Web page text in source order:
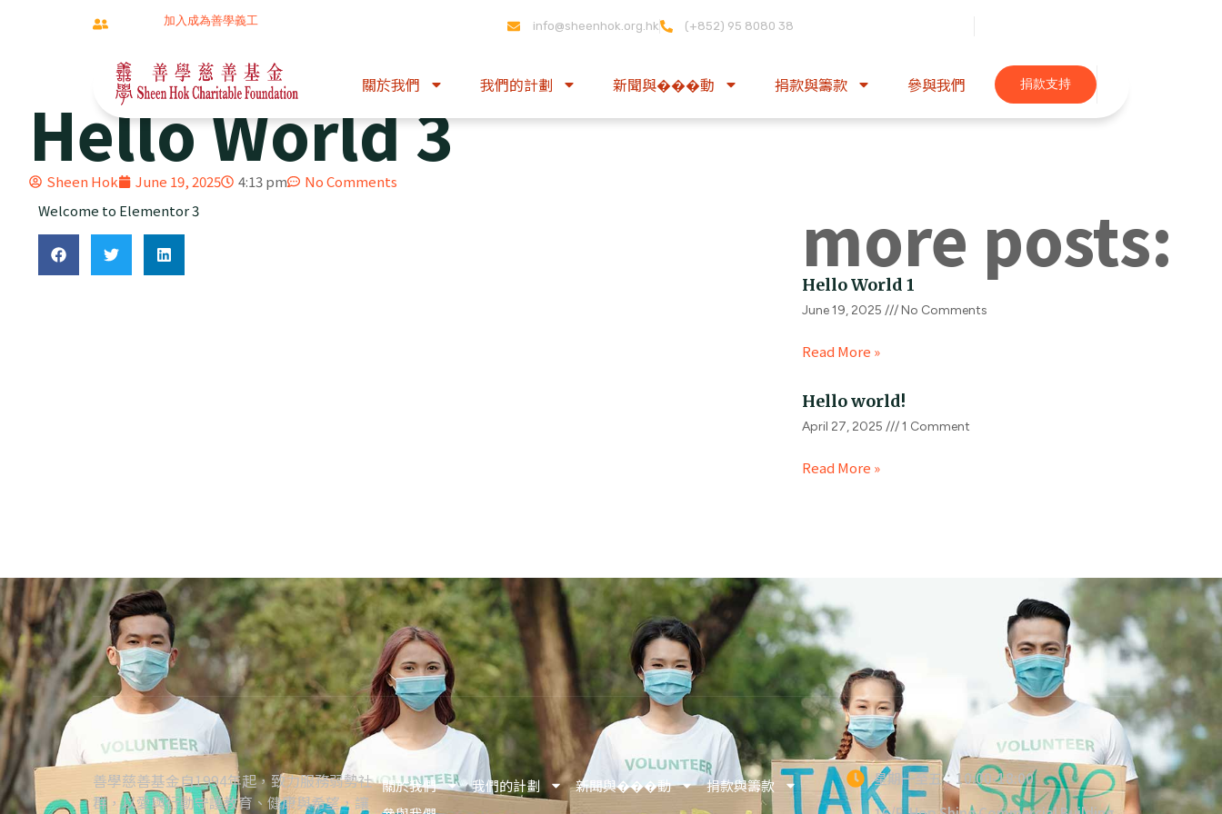
同行夥伴加入成為善學義工 info@sheenhok.org.hk (+852) 95 8080 38
關於我們 我們的計劃 新聞與���動 捐款與籌款 參與我們 捐款支持
Hello World 3
Sheen Hok June 19, 2025 4:13 pm
No Comments
Welcome to Elementor 3
more posts:
Hello World 1
June 19, 2025 No Comments
Read More »
Hello world!
April 27, 2025 1 Comment
Read More »
善學慈善基金自1994年起，致力服務弱勢社
群，以愛與行動守護教育、健康與希望，讓
關於我們 我們的計劃 新聞與���動
捐款與籌款
星期一至五：10:00-18:00